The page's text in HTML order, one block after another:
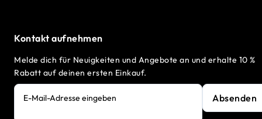
Kontakt aufnehmen
Melde dich für Neuigkeiten und Angebote an und erhalte 10 %
Rabatt auf deinen ersten Einkauf.
E-Mail-Adresse eingeben Absenden